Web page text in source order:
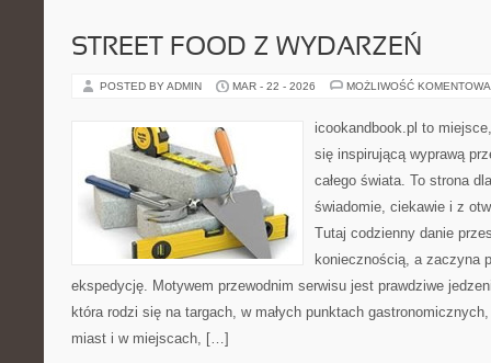
STREET FOOD Z WYDARZEŃ
POSTED BY ADMIN MAR - 22 - 2026 MOŻLIWOŚĆ
icookandbook.pl to
się inspirującą wyprawą
całego świata. To strona
świadomie, ciekawie i z
Tutaj codzienny danie
koniecznością, a zaczyna
ekspedycję. Motywem przewodnim serwisu jest prawdziwe
która rodzi się na targach, w małych punktach
miast i w miejscach, […]